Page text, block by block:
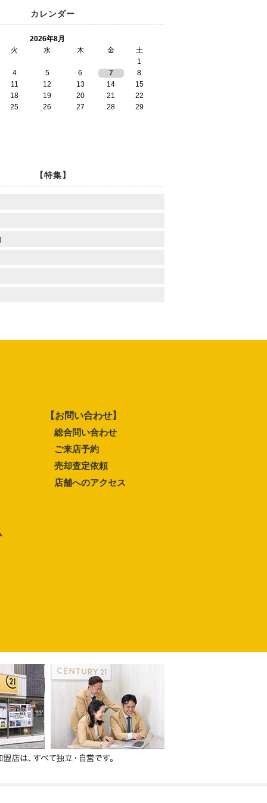
カレンダー
2026年8月
火 水 木 金
土
1
4 5 6 7
8
11 12 13 14
15
18 19 20 21
22
25 26 27 28
29
【特集】
【お問い合わせ】
総合問い合わせ
ご来店予約
売却査定依頼
店舗へのアクセス